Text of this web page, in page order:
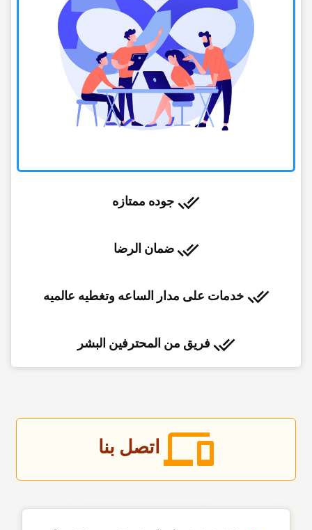
جوده ممتازه
ضمان الرضا
خدمات على مدار الساعه وتغطیه عالمیه
فریق من المحترفین البشر
اتصل بنا